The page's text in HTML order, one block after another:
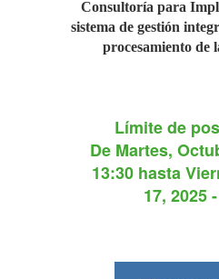
Consultoría para
sistema de gestión
procesamiento de
Límite de
De Martes,
13:30hasta
17, 2025